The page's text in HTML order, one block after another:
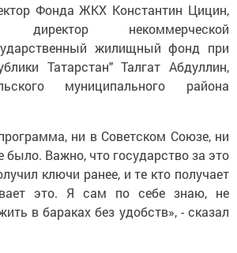
Фонда ЖКХ Константин Цицин,
директор некоммерческой
жилищный фонд при
Татарстан" Талгат Абдуллин,
муниципального района
ни в Советском Союзе, ни
было. Важно, что государство за это
ключи ранее, и те кто получает
это. Я сам по себе знаю, не
в бараках без удобств», - сказал